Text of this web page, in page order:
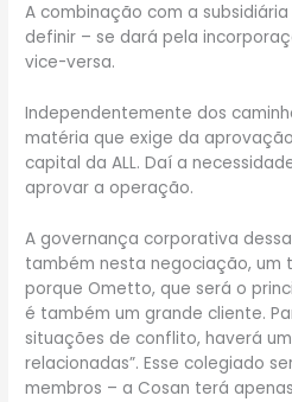
A combinação com a
definir – se dará pela
vice-versa.
Independentemente dos
matéria que exige da
capital da ALL. Daí a
aprovar a operação.
A governança corporativa
também nesta negociação, um
porque Ometto, que será o
é também um grande cliente.
situações de conflito, haverá
relacionadas”. Esse colegiado
membros – a Cosan terá